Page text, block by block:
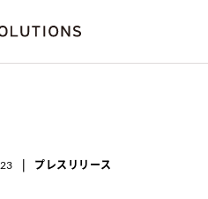
| プレスリリース